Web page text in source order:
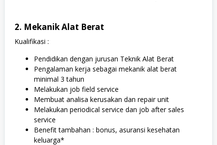
2. Mekanik Alat Berat
Kualifikasi :
Pendidikan dengan jurusan Teknik Alat Berat
Pengalaman kerja sebagai mekanik alat berat
minimal 3 tahun
Melakukan job field service
Membuat analisa kerusakan dan repair unit
Melakukan periodical service dan job after sales
service
Benefit tambahan : bonus, asuransi kesehatan
keluarga*